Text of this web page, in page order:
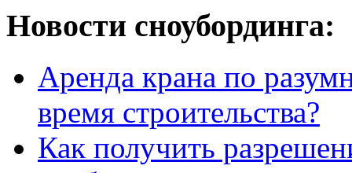
Новости сноубординга:
Аренда крана по
время строительства?
Как получить